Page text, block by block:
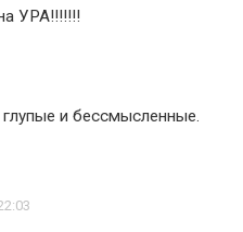
УРА!!!!!!!
и бессмысленные.